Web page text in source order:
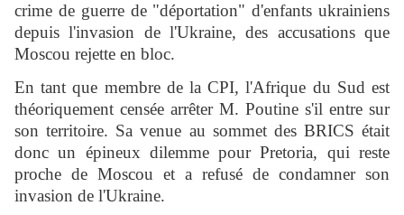
crime de guerre de "déportation" d'enfants ukrainiens
depuis l'invasion de l'Ukraine, des accusations que
Moscou rejette en bloc.
En tant que membre de la CPI, l'Afrique du Sud est
théoriquement censée arrêter M. Poutine s'il entre sur
son territoire. Sa venue au sommet des BRICS était
donc un épineux dilemme pour Pretoria, qui reste
proche de Moscou et a refusé de condamner son
invasion de l'Ukraine.